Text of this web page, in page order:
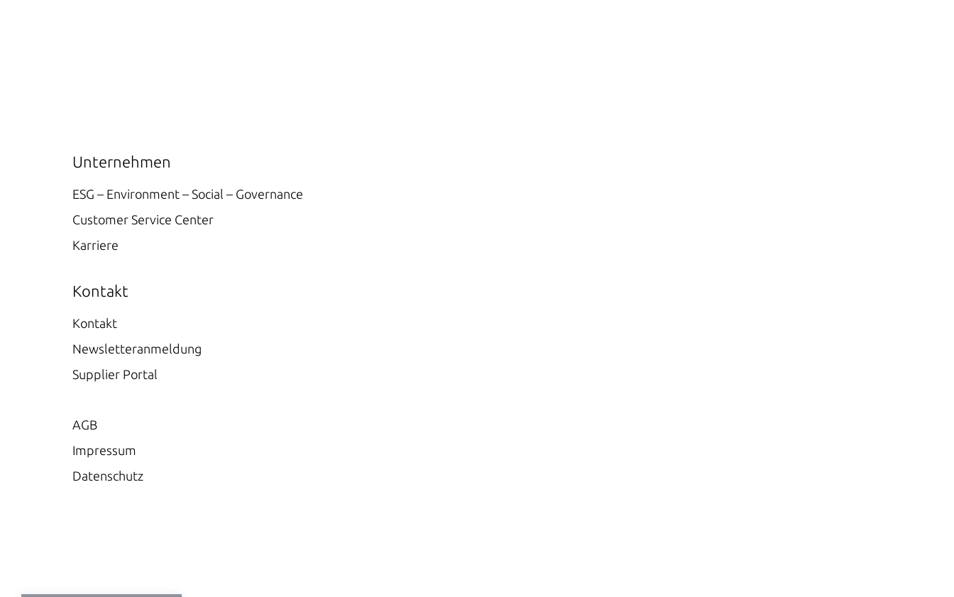
Unternehmen
ESG – Environment – Social – Governance
Customer Service Center
Karriere
Kontakt
Kontakt
Newsletteranmeldung
Supplier Portal
AGB
Impressum
Datenschutz